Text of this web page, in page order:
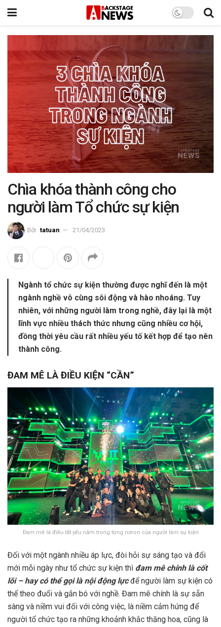
Chìa khóa thành công cho
người làm Tổ chức sự kiện
Bởi tatuan 21/04/2023
Ngành tổ chức sự kiện thường được nghĩ đến là một
ngành nghề vô cùng sôi động và hào nhoáng. Tuy
nhiên, với những người làm trong nghề, đây lại là một
lĩnh vực nhiều thách thức nhưng cũng nhiều cơ hội,
đồng thời yêu cầu rất nhiều yếu tố kết hợp để tạo nên
thành công.
ĐAM MÊ LÀ ĐIỀU KIỆN “CẦN”
Đam mê là điều tất yếu nằm trong từng nơron của người làm sự kiện
Đối với một ngành nhiều áp lực, đòi hỏi sự sáng tạo và đổi
mới mỗi ngày như tổ chức sự kiện thì đam mê chính là cốt
lõi – hay có thể gọi là nội động lựcđể người làm sự kiện có
thể theo đuổi và gắn bó với nghề. Đam mê chính là sự sẵn
sàng và niềm vui đối với công việc, là niềm cảm hứng để
người tổ chức tạo ra những khoảnh khắc thăng hoa, cũng là